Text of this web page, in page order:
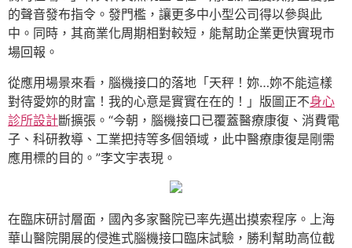
的聲音發布指令。發門檻，讓更多中小型公司得以參與此
中。同時，其商業化周期相對較短，能幫助企業更快實現市
場回報。
從應用場景來看，腦機接口的落地「天秤！妳…妳不能這樣
對待愛妳的財富！我的心意是實實在在的！」版圖正不身心
診所設計斷擴張。“今朝，腦機接口已覆蓋醫療康復、消費電
子、科研教導、工業把持等多個領域，此中醫療康復是剛需
應用標的目的。”李文宇表現。
在臨床研討層面，國內多家醫院已率先邁出摸索程序。上海
華山醫院開展的侵進式腦機接口臨床試驗，勝利幫助高位截